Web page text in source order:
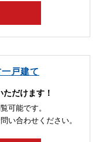
戸建て
だけます！
可能です。
い合わせください。